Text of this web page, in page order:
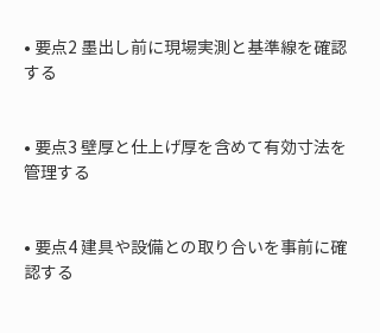
• 要点2 墨出し前に現場実測と基準線を確認
する
• 要点3 壁厚と仕上げ厚を含めて有効寸法を
管理する
• 要点4 建具や設備との取り合いを事前に確
認する